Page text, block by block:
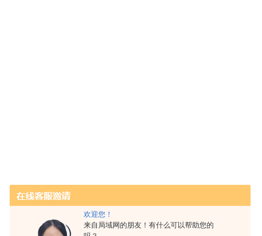
欢迎您！
来自局域网的朋友！有什么可以帮助您的